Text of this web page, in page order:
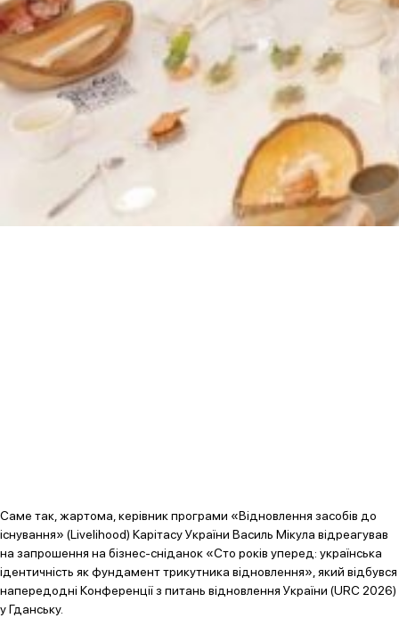
Саме так, жартома, керівник програми «Відновлення засобів до
існування» (Livelihood) Карітасу України Василь Мікула відреагував
на запрошення на бізнес-сніданок «Сто років уперед: українська
ідентичність як фундамент трикутника відновлення», який відбувся
напередодні Конференції з питань відновлення України (URC 2026)
у Гданську.